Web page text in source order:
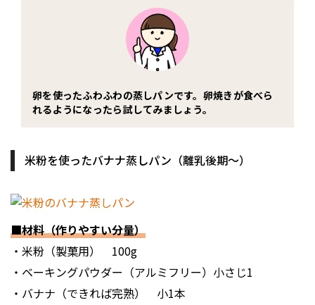
卵を使ったふわふわの蒸しパンです。卵焼きが食べら
れるようになったら試してみましょう。
米粉を使ったバナナ蒸しパン（離乳後期〜）
■材料（作りやすい分量）
・米粉（製菓用） 100g
・ベーキングパウダー（アルミフリー）小さじ1
・バナナ（できれば完熟） 小1本